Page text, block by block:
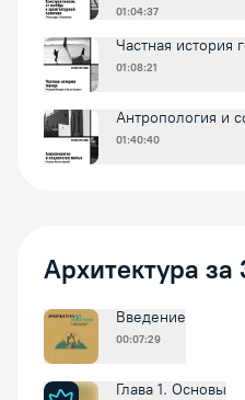
01:04:37
Частная история
01:08:21
Антропология и
01:40:40
Архитектура за
Введение
00:07:29
Глава 1. Основы